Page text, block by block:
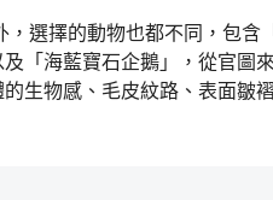
選擇的動物也都不同，包含
「海藍寶石企鵝」，從官圖
生物感、毛皮紋路、表面皺